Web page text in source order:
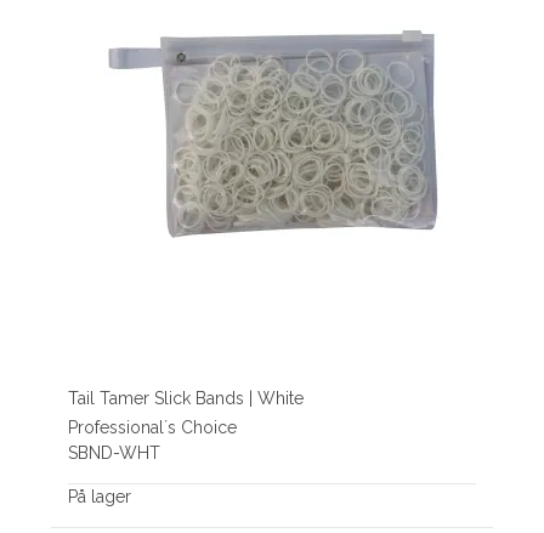
Tail Tamer Slick Bands | White
Professional´s Choice
SBND-WHT
På lager